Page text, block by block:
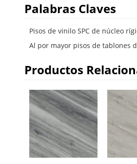
Palabras Claves
Pisos de vinilo SPC de núcleo
Al por mayor pisos de tablones
Productos